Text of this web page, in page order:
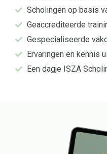
Scholingen op basis
Geaccrediteerde
Gespecialiseerde
Ervaringen en kennis
Een dagje ISZA